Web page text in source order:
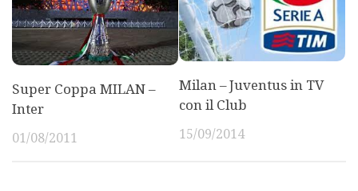
Super Coppa MILAN –
Inter
01/08/2011
Milan – Juventus in TV
con il Club
15/09/2014